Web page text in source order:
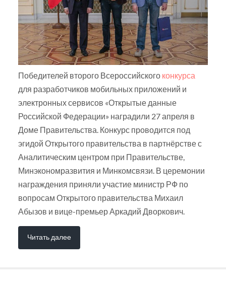
Победителей второго Всероссийского конкурса
для разработчиков мобильных приложений и
электронных сервисов «Открытые данные
Российской Федерации» наградили 27 апреля в
Доме Правительства. Конкурс проводится под
эгидой Открытого правительства в партнёрстве с
Аналитическим центром при Правительстве,
Минэкономразвития и Минкомсвязи. В церемонии
награждения приняли участие министр РФ по
вопросам Открытого правительства Михаил
Абызов и вице-премьер Аркадий Дворкович.
Читать далее